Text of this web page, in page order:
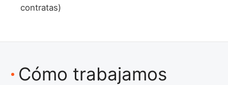
contratas)
Cómo trabajamos